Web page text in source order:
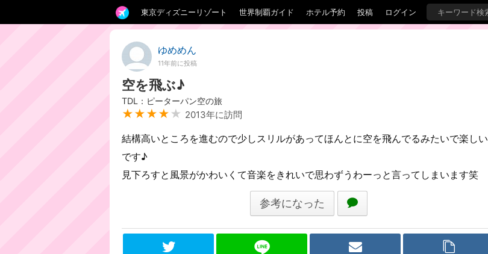
東京ディズニーリゾート 世界制覇ガイド ホテル予約 投稿 ログイン
ゆめめん
11年前に投稿
空を飛ぶ♪
TDL：ピーターパン空の旅
★★★★ ★ 2013年に訪問
結構高いところを進むので少しスリルがあってほんとに空を飛んでるみたいで楽しい
です♪
見下ろすと風景がかわいくて音楽をきれいで思わずうわーっと言ってしまいます笑
参考になった